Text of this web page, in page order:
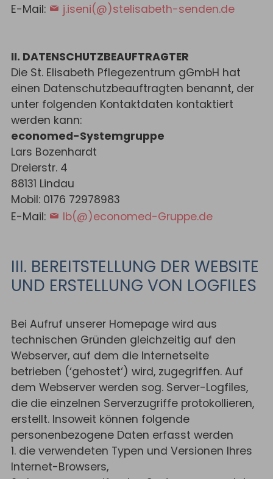
E-Mail:
j.iseni(@)stelisabeth-senden.de
II. DATENSCHUTZBEAUFTRAGTER
Die St. Elisabeth Pflegezentrum gGmbH hat
einen Datenschutzbeauftragten benannt, der
unter folgenden Kontaktdaten kontaktiert
werden kann:
economed-Systemgruppe
Lars Bozenhardt
Dreierstr. 4
88131 Lindau
Mobil: 0176 72978983
E-Mail:
lb(@)economed-Gruppe.de
III. BEREITSTELLUNG DER WEBSITE
UND ERSTELLUNG VON LOGFILES
Bei Aufruf unserer Homepage wird aus
technischen Gründen gleichzeitig auf den
Webserver, auf dem die Internetseite
betrieben (‘gehostet‘) wird, zugegriffen. Auf
dem Webserver werden sog. Server-Logfiles,
die die einzelnen Serverzugriffe protokollieren,
erstellt. Insoweit können folgende
personenbezogene Daten erfasst werden
1. die verwendeten Typen und Versionen Ihres
Internet-Browsers,